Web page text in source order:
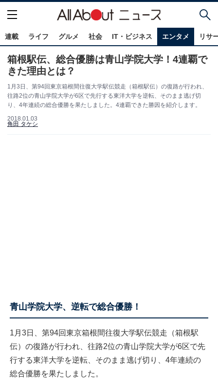
連載 ライフ グルメ 社会 IT・ビジネス エンタメ リサ
箱根駅伝、総合優勝は青山学院大学！4連覇で
きた理由とは？
1月3日、第94回東京箱根間往復大学駅伝競走（箱根駅伝）の復路が行われ、
往路2位の青山学院大学が6区で先行する東洋大学を逆転、そのまま逃げ切
り、4年連続の総合優勝を果たしました。4連覇できた勝因を紹介します。
2018.01.03
角田 タケシ
青山学院大学、逆転で総合優勝！
1月3日、第94回東京箱根間往復大学駅伝競走（箱根駅
伝）の復路が行われ、往路2位の青山学院大学が6区で先
行する東洋大学を逆転、そのまま逃げ切り、4年連続の
総合優勝を果たしました。